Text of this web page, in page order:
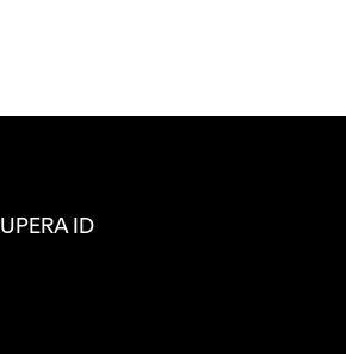
ID